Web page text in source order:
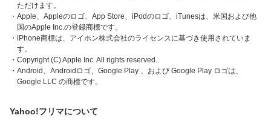
ただけます。
・Apple、Appleのロゴ、App Store、iPodのロゴ、iTunesは、米国および他
国のApple Inc.の登録商標です。
・iPhone商標は、アイホン株式会社のライセンスに基づき使用されていま
す。
・Copyright (C) Apple Inc. All rights reserved.
・Android、Androidロゴ、Google Play 、および Google Play ロゴは、
Google LLC の商標です。
Yahoo!フリマについて